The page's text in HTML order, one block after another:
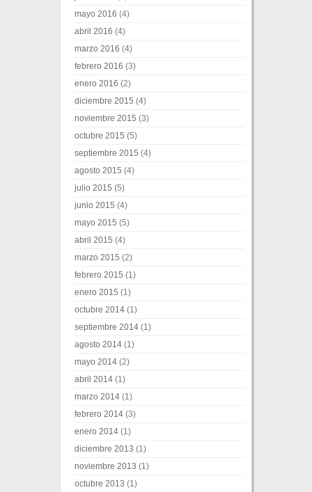
mayo 2016 (4)
abril 2016 (4)
marzo 2016 (4)
febrero 2016 (3)
enero 2016 (2)
diciembre 2015 (4)
noviembre 2015 (3)
octubre 2015 (5)
septiembre 2015 (4)
agosto 2015 (4)
julio 2015 (5)
junio 2015 (4)
mayo 2015 (5)
abril 2015 (4)
marzo 2015 (2)
febrero 2015 (1)
enero 2015 (1)
octubre 2014 (1)
septiembre 2014 (1)
agosto 2014 (1)
mayo 2014 (2)
abril 2014 (1)
marzo 2014 (1)
febrero 2014 (3)
enero 2014 (1)
diciembre 2013 (1)
noviembre 2013 (1)
octubre 2013 (1)